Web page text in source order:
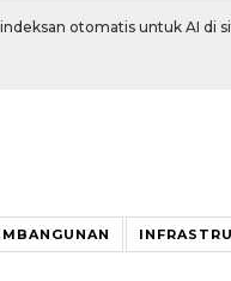
otomatis untuk AI di